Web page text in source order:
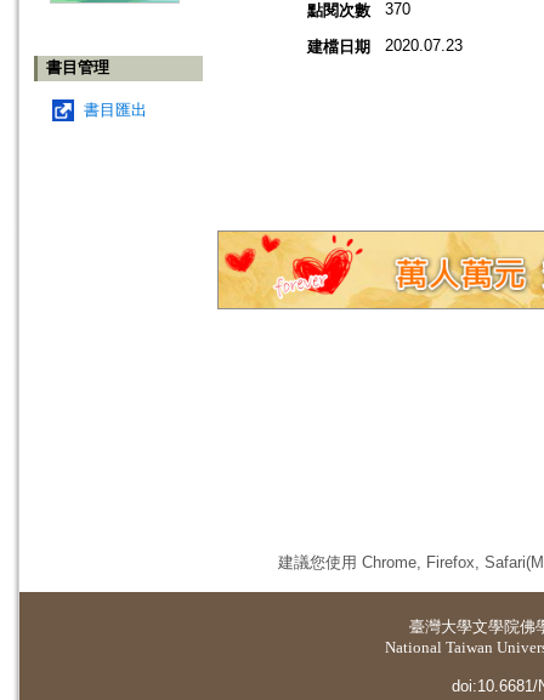
書目管理
書目匯出
點閱次數
370
建檔日期 2020.07.23
建議您使用 Chrome, Firefox,
臺灣大學文學院佛
National Taiwan
doi:10.6681/